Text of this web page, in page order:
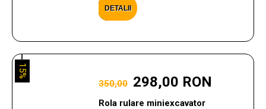
DETALII
350,00 298,00 RON
Rola rulare miniexcavator
15%